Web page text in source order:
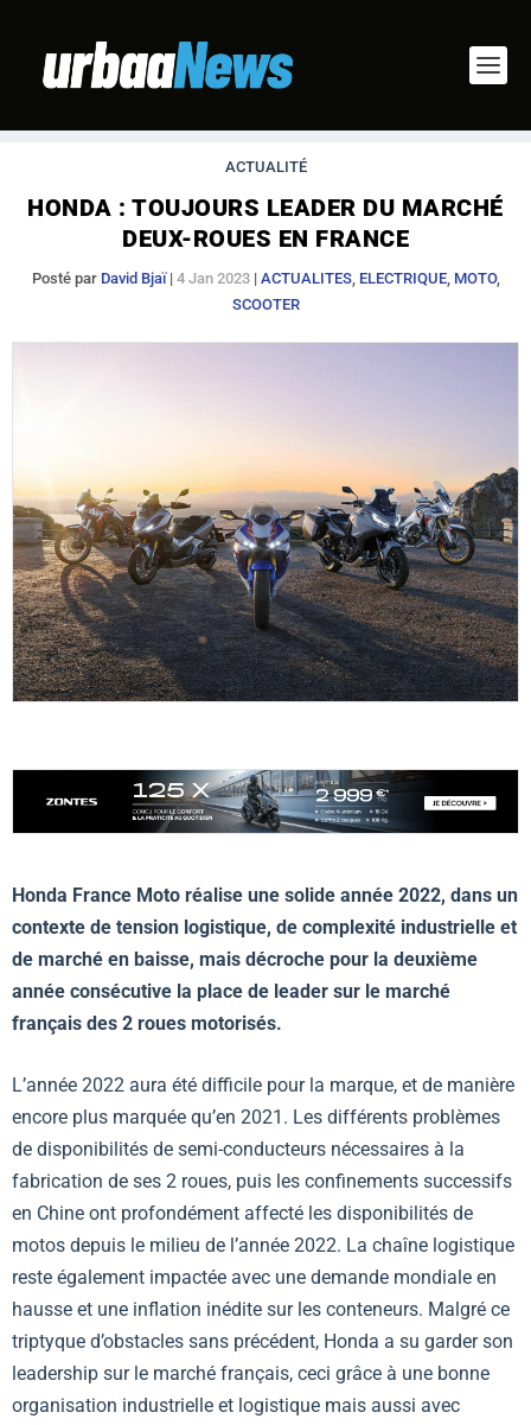
ACTUALITÉ
HONDA : TOUJOURS LEADER DU MARCHÉ
DEUX-ROUES EN FRANCE
Posté par David Bjaï| 4 Jan 2023| ACTUALITES, ELECTRIQUE, MOTO,
SCOOTER
Honda France Moto réalise une solide année 2022, dans un
contexte de tension logistique, de complexité industrielle et
de marché en baisse, mais décroche pour la deuxième
année consécutive la place de leader sur le marché
français des 2 roues motorisés.
L’année 2022 aura été difficile pour la marque, et de manière
encore plus marquée qu’en 2021. Les différents problèmes
de disponibilités de semi-conducteurs nécessaires à la
fabrication de ses 2 roues, puis les confinements successifs
en Chine ont profondément affecté les disponibilités de
motos depuis le milieu de l’année 2022. La chaîne logistique
reste également impactée avec une demande mondiale en
hausse et une inflation inédite sur les conteneurs. Malgré ce
triptyque d’obstacles sans précédent, Honda a su garder son
leadership sur le marché français, ceci grâce à une bonne
organisation industrielle et logistique mais aussi avec